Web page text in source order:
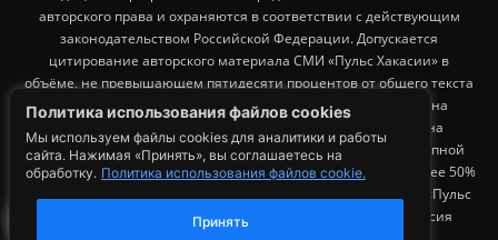
Политика использования файлов cookies
Мы используем файлы cookies для аналитики и работы
сайта. Нажимая «Принять», вы соглашаетесь на
обработку. Политика использования файлов cookie.
Принять
авторского права и охраняются в соответствии с действующим
законодательством Российской Федерации. Допускается
цитирование авторского материала СМИ «Пульс Хакасии» в
объёме, не превышающем пятидесяти процентов от общего текста
публикации с обязательным размещением гиперссылки на
страницу заимствования материала. Гиперссылка должна
размещаться в тексте цитируемого материала и быть доступной
для индексации поисковыми системами. Заимствование более 50%
общего объема материала, опубликованного на сайте СМИ «Пульс
Хакасии», возможно исключительно с письменного согласия